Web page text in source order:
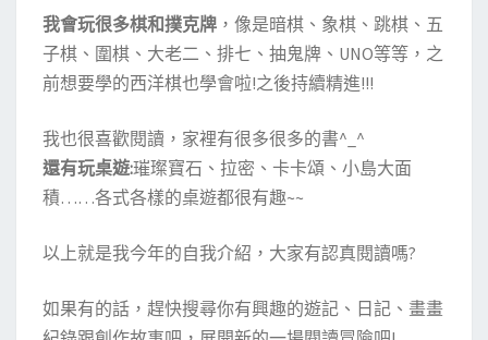
我會玩很多棋和撲克牌 ，像是暗棋、象棋、跳棋、五
子棋、圍棋、大老二、排七、抽鬼牌、UNO等等，之
前想要學的西洋棋也學會啦!之後持續精進!!!
我也很喜歡閱讀，家裡有很多很多的書^_^
還有玩桌遊:璀璨寶石、拉密、卡卡頌、小島大面
積……各式各樣的桌遊都很有趣~~
以上就是我今年的自我介紹，大家有認真閱讀嗎?
如果有的話，趕快搜尋你有興趣的遊記、日記、畫畫